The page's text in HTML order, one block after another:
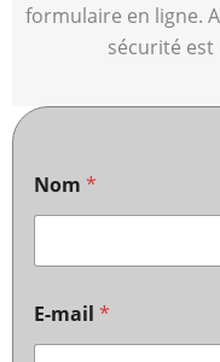
formulaire en ligne.
sécurité
Nom *
E-mail *